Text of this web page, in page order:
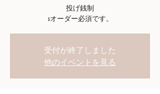
投げ銭制
1オーダー必須です。
受付が終了しました
他のイベントを見る